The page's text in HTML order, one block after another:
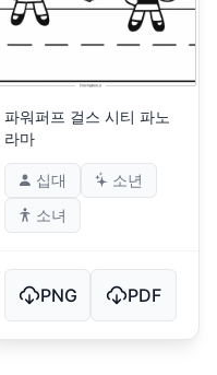
파워퍼프 걸스 시티 파노
라마
십대
소년
소녀
PNG PDF